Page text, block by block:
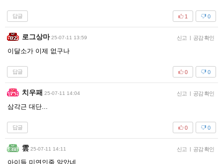
답글 0
1
로그상마 25-07-11 13:59 신고 | 공감 확인
이달소가 이제 없구나
답글 0
0
치우패 25-07-11 14:04 신고 | 공감 확인
삼각근 대단...
답글 0
0
雲 25-07-11 14:11 신고 | 공감 확인
아이들 미연인줄 알았네